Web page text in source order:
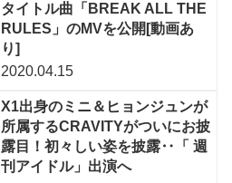
タイトル曲「BREAK ALL THE
RULES」のMVを公開[動画あ
り]
2020.04.15
X1出身のミニ＆ヒョンジュンが
所属するCRAVITYがついにお披
露目！初々しい姿を披露‥「 週
刊アイドル」出演へ